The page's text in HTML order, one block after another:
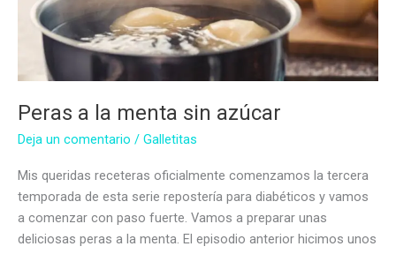
Peras a la menta sin azúcar
Deja un comentario / Galletitas
Mis queridas receteras oficialmente comenzamos la tercera
temporada de esta serie repostería para diabéticos y vamos
a comenzar con paso fuerte. Vamos a preparar unas
deliciosas peras a la menta. El episodio anterior hicimos unos